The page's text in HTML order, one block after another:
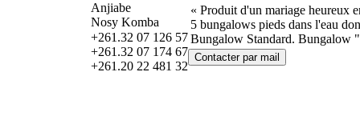
Anjiabe
Nosy Komba
+261.32 07 126 57
+261.32 07 174 67
+261.20 22 481 32
« Produit d'un mariage heureux
5 bungalows pieds dans l'eau
Bungalow Standard. Bungalow